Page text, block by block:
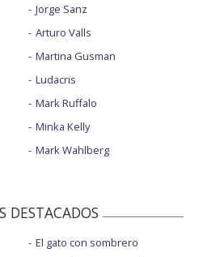
Jorge Sanz
Arturo Valls
Martina Gusman
Ludacris
Mark Ruffalo
Minka Kelly
Mark Wahlberg
DESTACADOS
El gato con sombrero